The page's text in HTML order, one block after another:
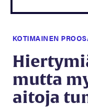
KOTIMAINEN
mutta
aitoja